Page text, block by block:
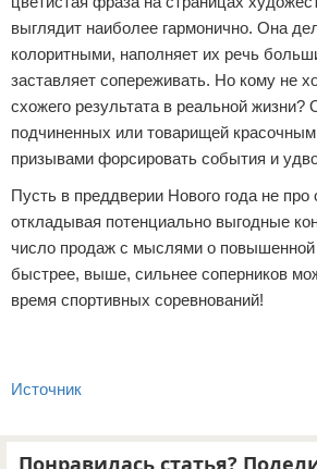
выглядит наиболее гармонично. Она
колоритными, наполняет их речь
заставляет сопереживать. Но кому не
схожего результата в реальной жизни?
подчиненных или товарищей
призывами форсировать события и
Пусть в преддверии Нового года не про
откладывая потенциально выгодные
число продаж с мыслями о
быстрее, выше, сильнее соперников
время спортивных соревнований!
Источник
Понравилась статья?